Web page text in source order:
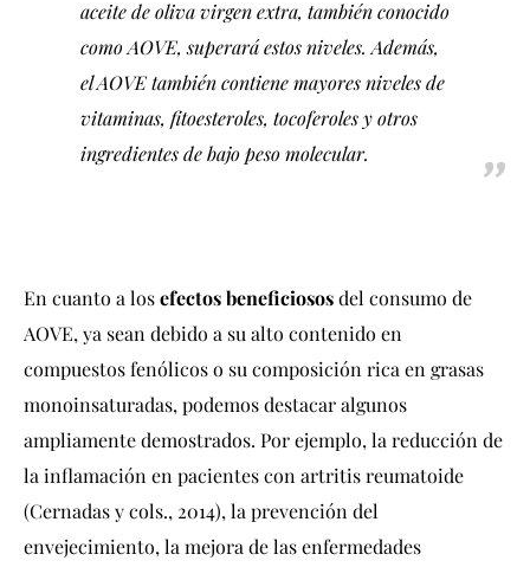
aceite de oliva virgen extra, también conocido
como AOVE, superará estos niveles. Además,
el AOVE también contiene mayores niveles de
vitaminas, fitoesteroles, tocoferoles y otros
ingredientes de bajo peso molecular.
En cuanto a losefectos beneficiososdel consumo de
AOVE, ya sean debido a su alto contenido en
compuestos fenólicos o su composición rica en grasas
monoinsaturadas, podemos destacar algunos
ampliamente demostrados. Por ejemplo, la reducción de
la inflamación en pacientes con artritis reumatoide
(Cernadas y cols., 2014), la prevención del
envejecimiento, la mejora de las enfermedades